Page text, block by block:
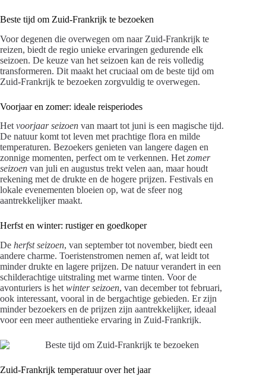
Beste tijd om Zuid-Frankrijk te bezoeken
Voor degenen die overwegen om naar Zuid-Frankrijk te
reizen, biedt de regio unieke ervaringen gedurende elk
seizoen. De keuze van het seizoen kan de reis volledig
transformeren. Dit maakt het cruciaal om de beste tijd om
Zuid-Frankrijk te bezoeken zorgvuldig te overwegen.
Voorjaar en zomer: ideale reisperiodes
Het voorjaar seizoen van maart tot juni is een magische tijd.
De natuur komt tot leven met prachtige flora en milde
temperaturen. Bezoekers genieten van langere dagen en
zonnige momenten, perfect om te verkennen. Het zomer
seizoen van juli en augustus trekt velen aan, maar houdt
rekening met de drukte en de hogere prijzen. Festivals en
lokale evenementen bloeien op, wat de sfeer nog
aantrekkelijker maakt.
Herfst en winter: rustiger en goedkoper
De herfst seizoen, van september tot november, biedt een
andere charme. Toeristenstromen nemen af, wat leidt tot
minder drukte en lagere prijzen. De natuur verandert in een
schilderachtige uitstraling met warme tinten. Voor de
avonturiers is het winter seizoen, van december tot februari,
ook interessant, vooral in de bergachtige gebieden. Er zijn
minder bezoekers en de prijzen zijn aantrekkelijker, ideaal
voor een meer authentieke ervaring in Zuid-Frankrijk.
Zuid-Frankrijk temperatuur over het jaar